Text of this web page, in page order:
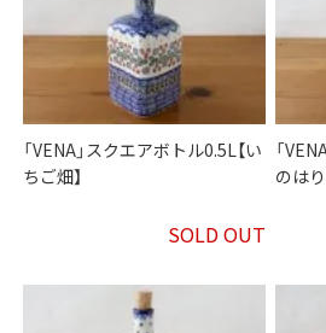
「VENA」スクエアボトル0.5L【い
ちご畑】
SOLD OUT
「
のは